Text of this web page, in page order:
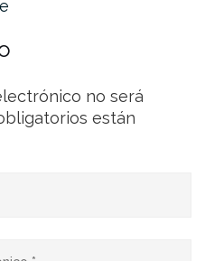
no será
están